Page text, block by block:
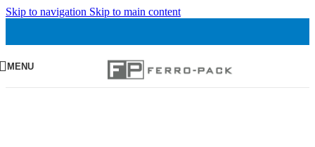
Skip to navigation Skip to main content
MENU